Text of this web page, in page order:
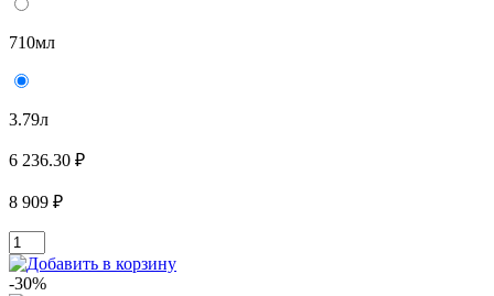
710мл
3.79л
6 236.30 ₽
8 909 ₽
-30%